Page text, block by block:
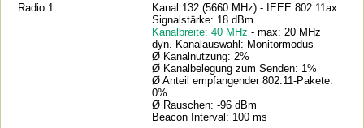
Radio 1:
Kanal 132 (5660 MHz) - IEEE 802.11ax
Signalstärke: 18 dBm
Kanalbreite: 40 MHz- max: 20 MHz
dyn. Kanalauswahl: Monitormodus
Ø Kanalnutzung: 2%
Ø Kanalbelegung zum Senden: 1%
Ø Anteil empfangender 802.11-Pakete:
0%
Ø Rauschen: -96 dBm
Beacon Interval: 100 ms